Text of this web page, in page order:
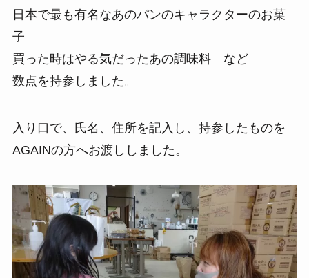
日本で最も有名なあのパンのキャラクターのお菓
子
買った時はやる気だったあの調味料 など
数点を持参しました。
入り口で、氏名、住所を記入し、持参したものを
AGAINの方へお渡ししました。